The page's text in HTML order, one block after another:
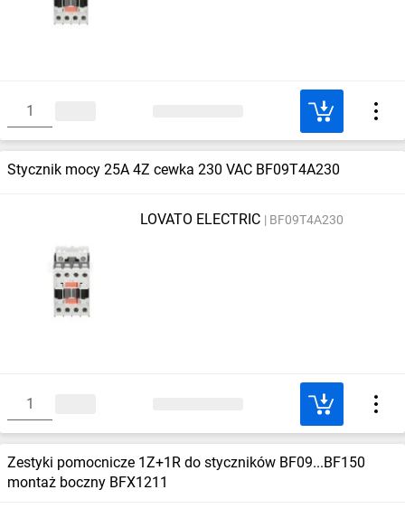
Stycznik mocy 25A 4Z cewka 230 VAC BF09T4A230
LOVATO ELECTRIC BF09T4A230
Zestyki pomocnicze 1Z+1R do styczników BF09...BF150
montaż boczny BFX1211